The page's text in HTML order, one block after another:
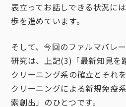
表立ってお話しできる状況に
歩を進めています。
そして、今回のファルマバレ
研究は、上記(3)「最新知見を
クリーニング系の確立とそれ
クリーニングによる新規免疫
索創出」のひとつです。